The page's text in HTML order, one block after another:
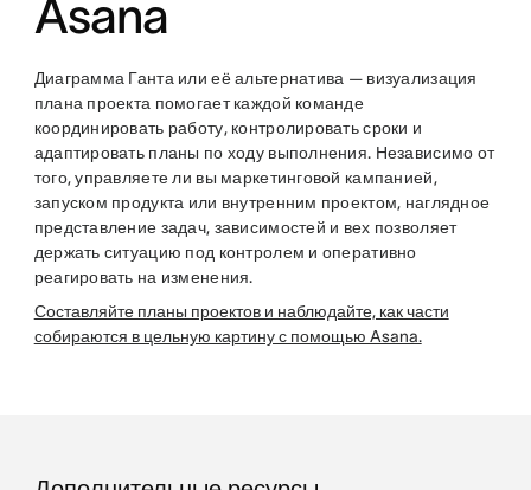
Asana
Диаграмма Ганта или её альтернатива — визуализация
плана проекта помогает каждой команде
координировать работу, контролировать сроки и
адаптировать планы по ходу выполнения. Независимо от
того, управляете ли вы маркетинговой кампанией,
запуском продукта или внутренним проектом, наглядное
представление задач, зависимостей и вех позволяет
держать ситуацию под контролем и оперативно
реагировать на изменения.
Составляйте планы проектов и наблюдайте, как части
собираются в цельную картину с помощью Asana.